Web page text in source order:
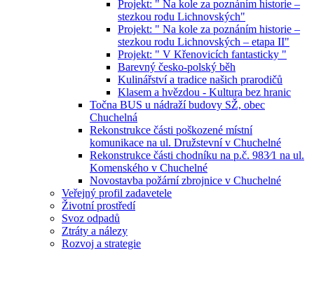
Projekt: " Na kole za poznáním historie –
stezkou rodu Lichnovských"
Projekt: " Na kole za poznáním historie –
stezkou rodu Lichnovských – etapa II"
Projekt: " V Křenovicích fantasticky "
Barevný česko-polský běh
Kulinářství a tradice našich prarodičů
Klasem a hvězdou - Kultura bez hranic
Točna BUS u nádraží budovy SŽ, obec
Chuchelná
Rekonstrukce části poškozené místní
komunikace na ul. Družstevní v Chuchelné
Rekonstrukce části chodníku na p.č. 983⁄1 na ul.
Komenského v Chuchelné
Novostavba požární zbrojnice v Chuchelné
Veřejný profil zadavetele
Životní prostředí
Svoz odpadů
Ztráty a nálezy
Rozvoj a strategie